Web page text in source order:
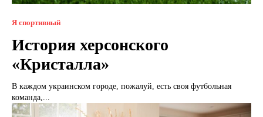
Я спортивный
История херсонского
«Кристалла»
В каждом украинском городе, пожалуй, есть своя футбольная
команда,...